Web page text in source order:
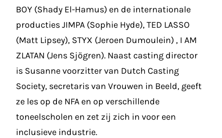
BOY (Shady El-Hamus) en de internationale
producties JIMPA (Sophie Hyde), TED LASSO
(Matt Lipsey), STYX (Jeroen Dumoulein) , I AM
ZLATAN (Jens Sjögren). Naast casting director
is Susanne voorzitter van Dutch Casting
Society, secretaris van Vrouwen in Beeld, geeft
ze les op de NFA en op verschillende
toneelscholen en zet zij zich in voor een
inclusieve industrie.